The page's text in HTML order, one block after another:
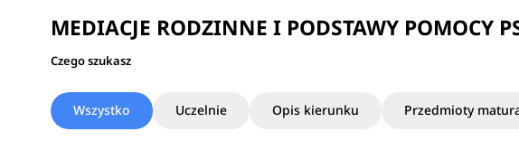
MEDIACJE RODZINNE I PODSTAWY POMOCY
Czego szukasz
Wszystko Uczelnie Opis kierunku Przedmioty